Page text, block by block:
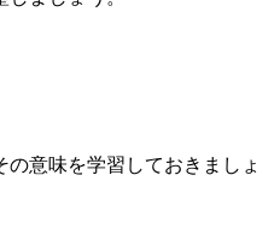
意味を学習しておきましょ